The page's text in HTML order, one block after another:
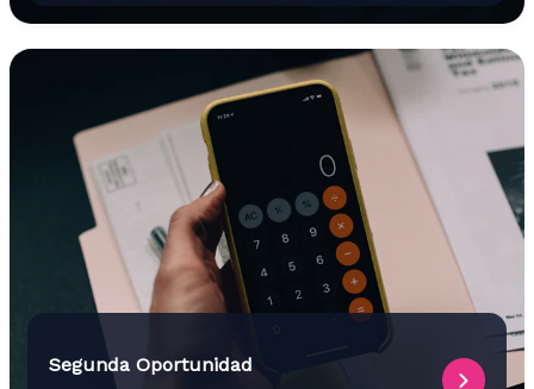
Segunda Oportunidad